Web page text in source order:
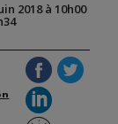
2018 à 10h00